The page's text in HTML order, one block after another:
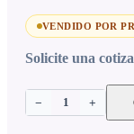
VENDIDO POR
Solicite una
− 1 +